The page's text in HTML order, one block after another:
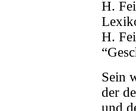
H.
H.
Sein
der
und